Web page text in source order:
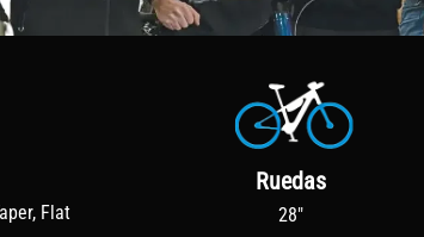
Flat
Ruedas
28"